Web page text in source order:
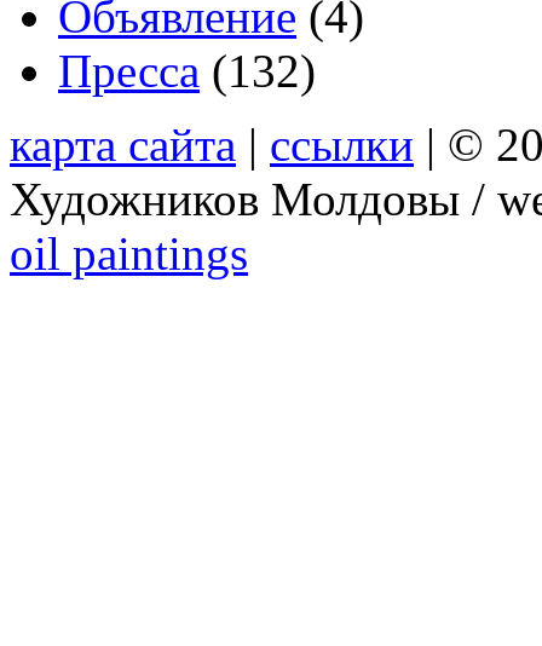
Объявление (4)
Пресса (132)
карта сайта | ссылки | ©
Художников Молдовы /
oil paintings